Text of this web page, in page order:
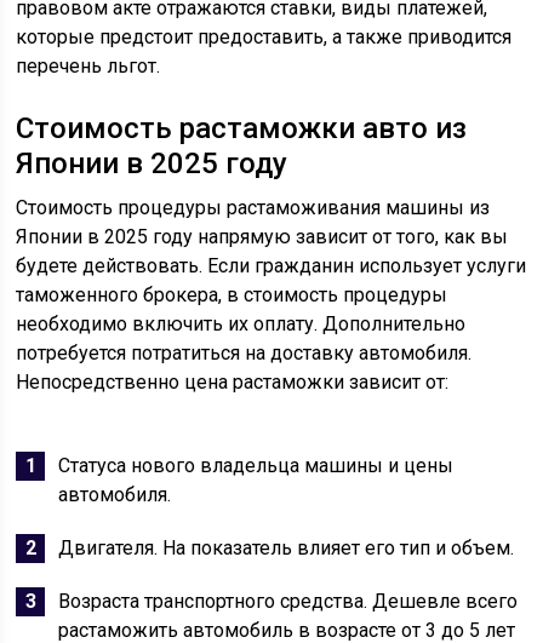
правовом акте отражаются ставки, виды платежей,
которые предстоит предоставить, а также приводится
перечень льгот.
Стоимость растаможки авто из
Японии в 2025 году
Стоимость процедуры растаможивания машины из
Японии в 2025 году напрямую зависит от того, как вы
будете действовать. Если гражданин использует услуги
таможенного брокера, в стоимость процедуры
необходимо включить их оплату. Дополнительно
потребуется потратиться на доставку автомобиля.
Непосредственно цена растаможки зависит от:
Статуса нового владельца машины и цены
автомобиля.
Двигателя. На показатель влияет его тип и объем.
Возраста транспортного средства. Дешевле всего
растаможить автомобиль в возрасте от 3 до 5 лет